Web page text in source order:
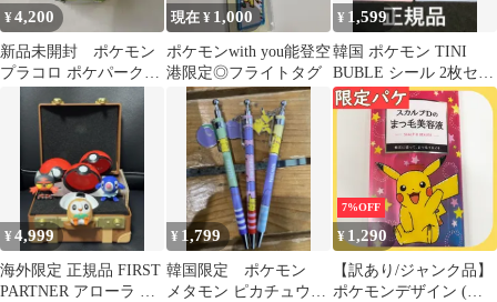
¥4,200
新品未開封 ポケモン
プラコロ ポケパークカ
現在 ¥ 1,000
ポケモンwith you能登空
港限定◎フライトタグ
¥ 1,599
韓国 ポケモン TINI
BUBLE シール 2枚セッ
ト
¥4,999
海外限定 正規品 FIRST
PARTNER アローラ 地
¥ 1,799
韓国限定 ポケモン
メタモン ピカチュウ
7%OFF
¥ 1,290
【訳あり/ジャンク品】
ポケモンデザイン (数